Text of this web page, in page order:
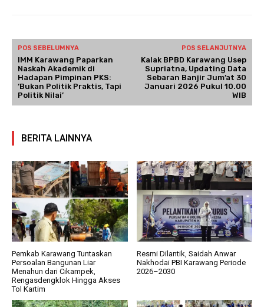
POS SEBELUMNYA
IMM Karawang Paparkan
Naskah Akademik di
Hadapan Pimpinan PKS:
‘Bukan Politik Praktis, Tapi
Politik Nilai’
POS SELANJUTNYA
Kalak BPBD Karawang Usep
Supriatna, Updating Data
Sebaran Banjir Jum’at 30
Januari 2026 Pukul 10.00
WIB
BERITA LAINNYA
Pemkab Karawang Tuntaskan
Persoalan Bangunan Liar
Menahun dari Cikampek,
Rengasdengklok Hingga Akses
Tol Kartim
Resmi Dilantik, Saidah Anwar
Nakhodai PBI Karawang Periode
2026–2030